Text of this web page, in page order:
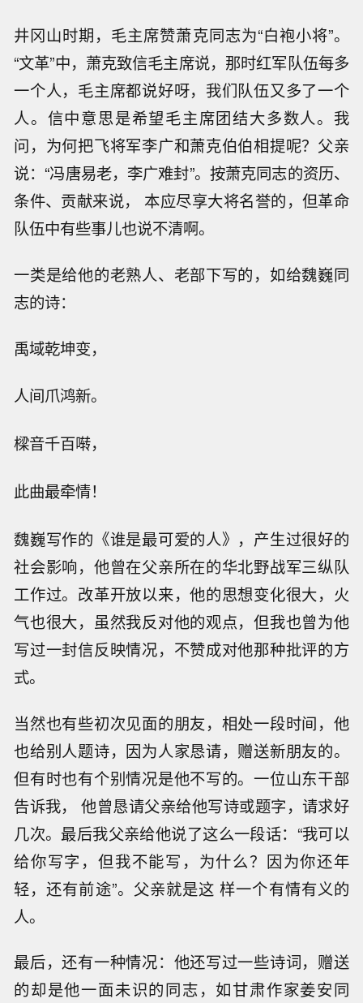
井冈山时期，毛主席赞萧克同志为“白袍小将”。
“文革”中，萧克致信毛主席说，那时红军队伍每多
一个人，毛主席都说好呀，我们队伍又多了一个
人。信中意思是希望毛主席团结大多数人。我
问，为何把飞将军李广和萧克伯伯相提呢？父亲
说：“冯唐易老，李广难封”。按萧克同志的资历、
条件、贡献来说， 本应尽享大将名誉的，但革命
队伍中有些事儿也说不清啊。
一类是给他的老熟人、老部下写的，如给魏巍同
志的诗：
禹域乾坤变，
人间爪鸿新。
樑音千百啭，
此曲最牵情！
魏巍写作的《谁是最可爱的人》，产生过很好的
社会影响，他曾在父亲所在的华北野战军三纵队
工作过。改革开放以来，他的思想变化很大，火
气也很大，虽然我反对他的观点，但我也曾为他
写过一封信反映情况，不赞成对他那种批评的方
式。
当然也有些初次见面的朋友，相处一段时间，他
也给别人题诗，因为人家恳请，赠送新朋友的。
但有时也有个别情况是他不写的。一位山东干部
告诉我， 他曾恳请父亲给他写诗或题字，请求好
几次。最后我父亲给他说了这么一段话：“我可以
给你写字，但我不能写，为什么？因为你还年
轻，还有前途”。父亲就是这 样一个有情有义的
人。
最后，还有一种情况：他还写过一些诗词，赠送
的却是他一面未识的同志，如甘肃作家姜安同